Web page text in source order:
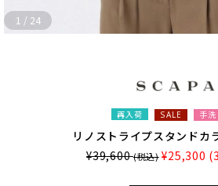
1 / 24
再入荷 SALE 手
リノストライプスタンドカ
¥39,600(税込) ¥25,300